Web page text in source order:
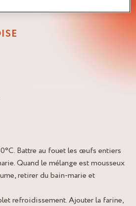
Battre au fouet les œufs entiers
Quand le mélange est mousseux
retirer du bain-marie et
refroidissement. Ajouter la farine,